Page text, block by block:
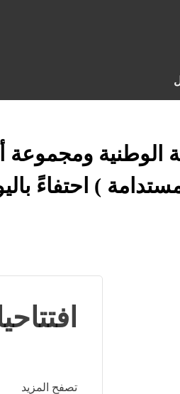
الوطنية ومجموعة
) احتفاءً
تصفح المزيد